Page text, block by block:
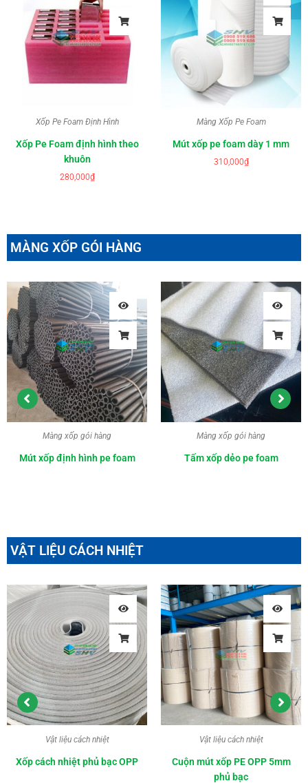
Xốp Pe Foam Định Hình
Xốp Pe Foam định hình theo
khuôn
280,000₫
Màng Xốp Pe Foam
Mút xốp pe foam dày 1 mm
310,000₫
MÀNG XỐP GÓI HÀNG
Màng xốp gói hàng
Mút xốp định hình pe foam
Màng xốp gói hàng
Tấm xốp dẻo pe foam
VẬT LIỆU CÁCH NHIỆT
Vật liệu cách nhiệt
Xốp cách nhiệt phủ bạc OPP
Vật liệu cách nhiệt
Cuộn mút xốp PE OPP 5mm
phủ bạc